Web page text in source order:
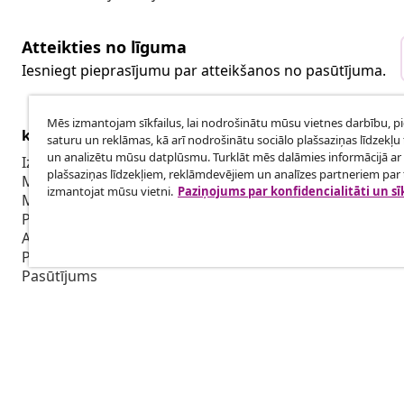
Atteikties no līguma
Iesniegt pieprasījumu par atteikšanos no pasūtījuma.
klientu apkalpoanaš
Izsekot savu pasūtījumu
Mans konts
Maksājums
Piegāde
Atgriešana
Preces informācija
Pasūtījums
Biedru
Sadarbība
Mēs izmantojam sīkfailus, lai nodrošinātu mūsu vietnes darbību,
saturu un reklāmas, kā arī nodrošinātu sociālo plašsaziņas līdzekļu
un analizētu mūsu datplūsmu. Turklāt mēs dalāmies informācijā ar
plašsaziņas līdzekļiem, reklāmdevējiem un analīzes partneriem par
izmantojat mūsu vietni. Paziņojums par konfidencialitāti un